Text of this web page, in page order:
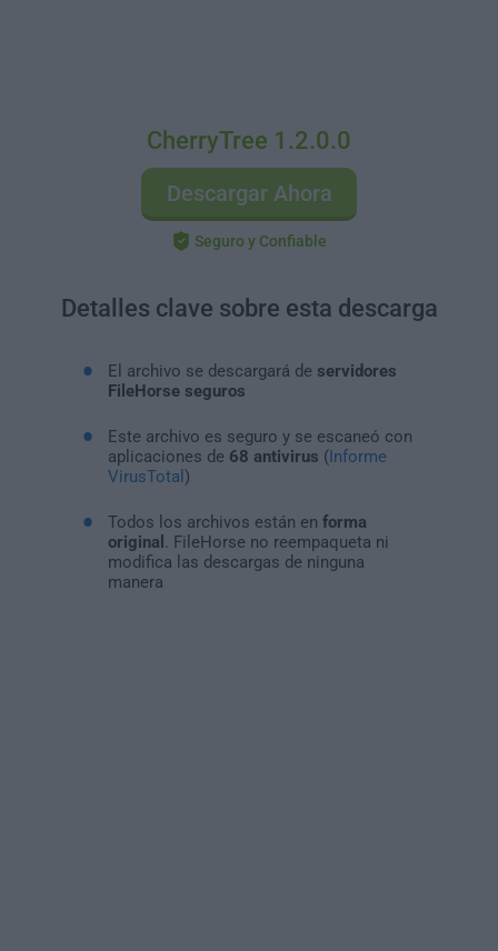
CherryTree 1.2.0.0
Descargar Ahora
Seguro y Confiable
Detalles clave sobre esta descarga
El archivo se descargará de servidores
FileHorse seguros
Este archivo es seguro y se escaneó con
aplicaciones de 68 antivirus (Informe
VirusTotal )
Todos los archivos están en forma
original
. FileHorse no reempaqueta ni
modifica las descargas de ninguna
manera